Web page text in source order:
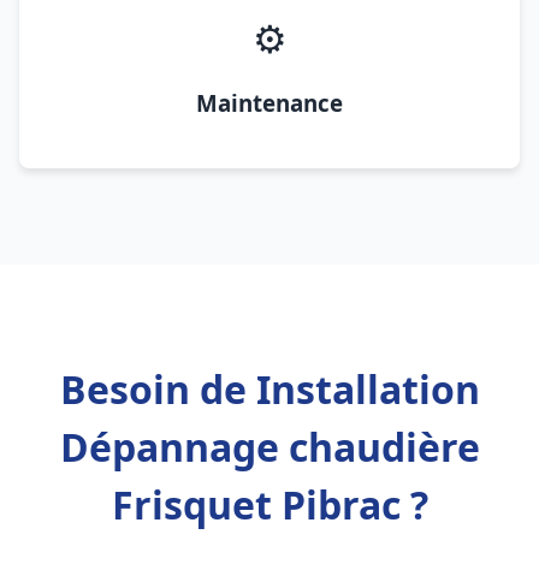
⚙️
Maintenance
Besoin de Installation
Dépannage chaudière
Frisquet Pibrac ?